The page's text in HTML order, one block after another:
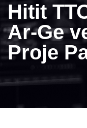
Hitit
Ar-Ge
Proje